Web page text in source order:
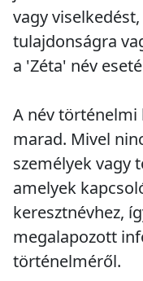
vagy
tulajdonságra
a 'Zéta' név
A név
marad. Mivel
személyek vagy
amelyek
keresztnévhez,
megalapozott
történelméről.